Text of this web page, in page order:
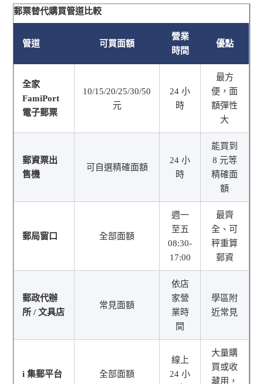
郵票替代購買管道比較
管道 可買面額
營業
時間
優點
全家
FamiPort
電子郵票
10/15/20/25/30/50
元
24 小
時
最方
便，面
額彈性
大
郵資票出
售機
可自選精確面額
24 小
時
能買到
8 元等
精確面
額
郵局窗口 全部面額
週一
至五
08:30-
17:00
最齊
全、可
秤重算
郵資
郵政代辦
所 / 文具店
常見面額
依店
家營
業時
間
學區附
近常見
i 集郵平台 全部面額
線上
24 小
大量購
買或收
藏用，